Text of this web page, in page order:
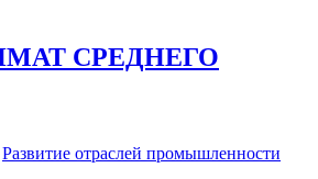
СРЕДНЕГО
Развитие отраслей промышленности